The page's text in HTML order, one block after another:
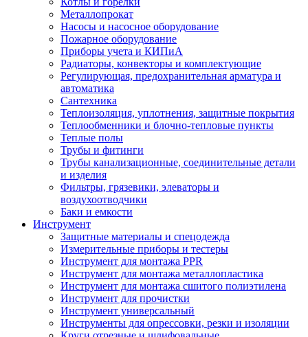
Металлопрокат
Насосы и насосное оборудование
Пожарное оборудование
Приборы учета и КИПиА
Радиаторы, конвекторы и комплектующие
Регулирующая, предохранительная арматура и
автоматика
Сантехника
Теплоизоляция, уплотнения, защитные покрытия
Теплообменники и блочно-тепловые пункты
Теплые полы
Трубы и фитинги
Трубы канализационные, соединительные детали
и изделия
Фильтры, грязевики, элеваторы и
воздухоотводчики
Баки и емкости
Инструмент
Защитные материалы и спецодежда
Измерительные приборы и тестеры
Инструмент для монтажа PPR
Инструмент для монтажа металлопластика
Инструмент для монтажа сшитого полиэтилена
Инструмент для прочистки
Инструмент универсальный
Инструменты для опрессовки, резки и изоляции